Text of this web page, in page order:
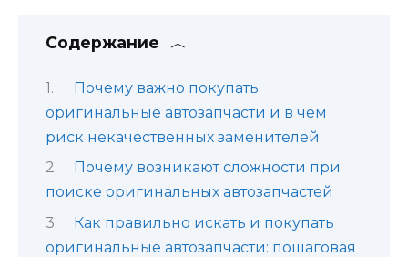
Содержание
Почему важно покупать
оригинальные автозапчасти и в чем
риск некачественных заменителей
Почему возникают сложности при
поиске оригинальных автозапчастей
Как правильно искать и покупать
оригинальные автозапчасти: пошаговая